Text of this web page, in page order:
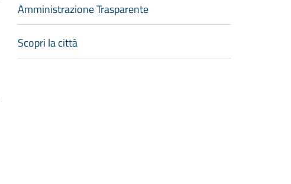
Amministrazione Trasparente
Scopri la città